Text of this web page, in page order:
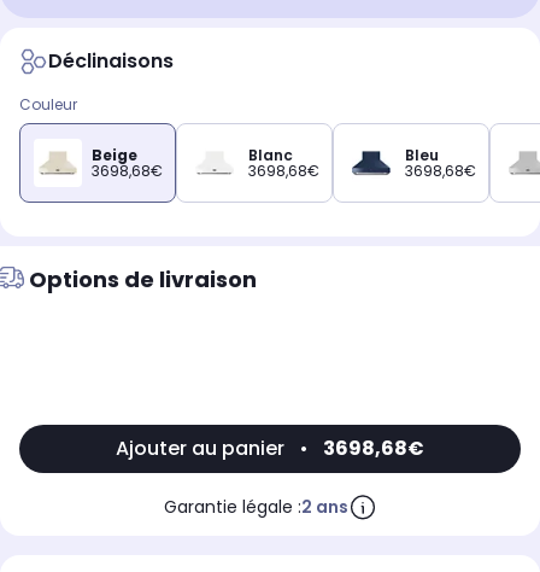
Déclinaisons
Couleur
Beige
3698,68€
Blanc
3698,68€
Bleu
3698,68€
Options de livraison
Ajouter au panier • 3698,68€
Garantie légale :2 ans